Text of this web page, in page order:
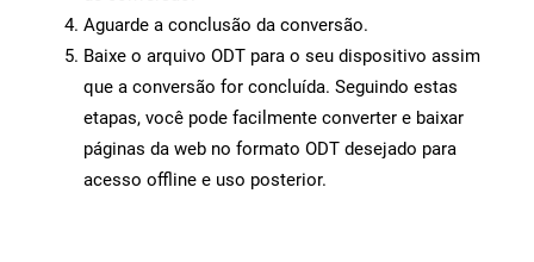
Aguarde a conclusão da conversão.
Baixe o arquivo ODT para o seu dispositivo assim
que a conversão for concluída. Seguindo estas
etapas, você pode facilmente converter e baixar
páginas da web no formato ODT desejado para
acesso offline e uso posterior.